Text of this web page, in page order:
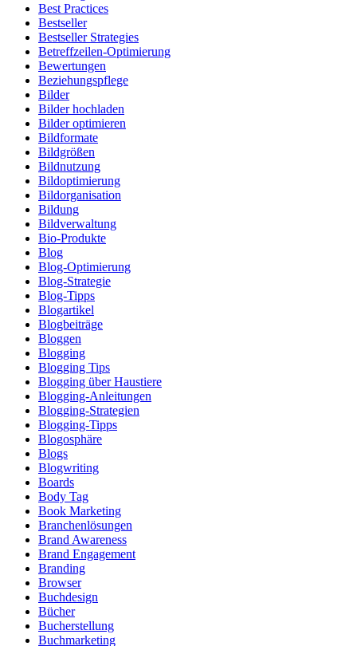
Best Practices
Bestseller
Bestseller Strategies
Betreffzeilen-Optimierung
Bewertungen
Beziehungspflege
Bilder
Bilder hochladen
Bilder optimieren
Bildformate
Bildgrößen
Bildnutzung
Bildoptimierung
Bildorganisation
Bildung
Bildverwaltung
Bio-Produkte
Blog
Blog-Optimierung
Blog-Strategie
Blog-Tipps
Blogartikel
Blogbeiträge
Bloggen
Blogging
Blogging Tips
Blogging über Haustiere
Blogging-Anleitungen
Blogging-Strategien
Blogging-Tipps
Blogosphäre
Blogs
Blogwriting
Boards
Body Tag
Book Marketing
Branchenlösungen
Brand Awareness
Brand Engagement
Branding
Browser
Buchdesign
Bücher
Bucherstellung
Buchmarketing